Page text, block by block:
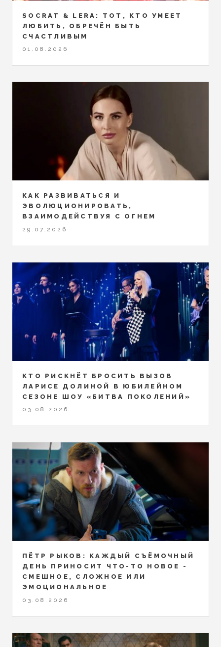
SOCRAT & LERA: ТОТ, КТО УМЕЕТ
ЛЮБИТЬ, ОБРЕЧЁН БЫТЬ
СЧАСТЛИВЫМ
01.08.2026
КАК РАЗВИВАТЬСЯ И
ЭВОЛЮЦИОНИРОВАТЬ,
ВЗАИМОДЕЙСТВУЯ С ОГНЕМ
29.07.2026
КТО РИСКНЁТ БРОСИТЬ ВЫЗОВ
ЛАРИСЕ ДОЛИНОЙ В ЮБИЛЕЙНОМ
СЕЗОНЕ ШОУ «БИТВА ПОКОЛЕНИЙ»
03.08.2026
ПЁТР РЫКОВ: КАЖДЫЙ СЪЁМОЧНЫЙ
ДЕНЬ ПРИНОСИТ ЧТО-ТО НОВОЕ -
СМЕШНОЕ, СЛОЖНОЕ ИЛИ
ЭМОЦИОНАЛЬНОЕ
03.08.2026